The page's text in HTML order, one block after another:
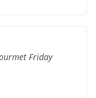
Friday